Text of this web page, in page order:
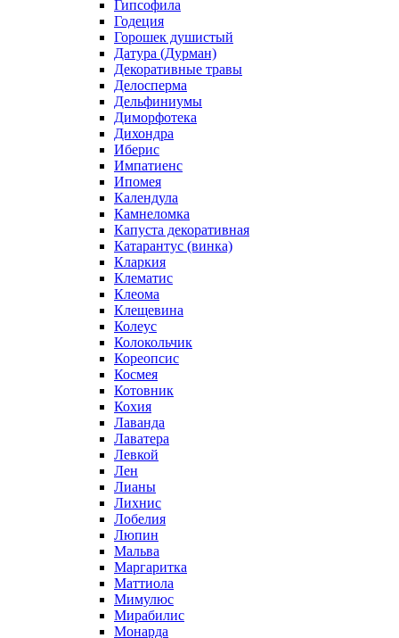
Гипсофила
Годеция
Горошек душистый
Датура (Дурман)
Декоративные травы
Делосперма
Дельфиниумы
Диморфотека
Дихондра
Иберис
Импатиенс
Ипомея
Календула
Камнеломка
Капуста декоративная
Катарантус (винка)
Кларкия
Клематис
Клеома
Клещевина
Колеус
Колокольчик
Кореопсис
Космея
Котовник
Кохия
Лаванда
Лаватера
Левкой
Лен
Лианы
Лихнис
Лобелия
Люпин
Мальва
Маргаритка
Маттиола
Мимулюс
Мирабилис
Монарда